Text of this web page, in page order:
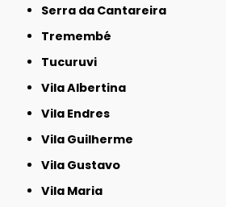
Serra da Cantareira
Tremembé
Tucuruvi
Vila Albertina
Vila Endres
Vila Guilherme
Vila Gustavo
Vila Maria